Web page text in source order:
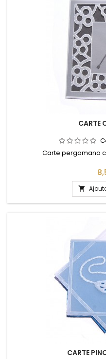
CARTE
Carte pergamano

CARTE